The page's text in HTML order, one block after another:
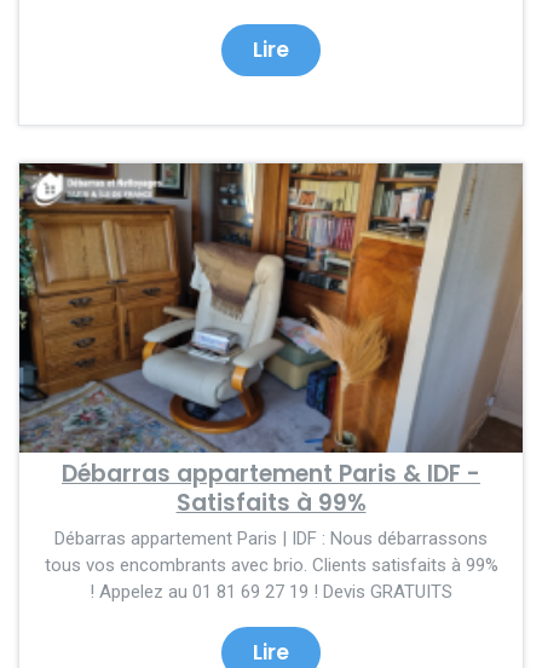
Lire
Débarras appartement Paris & IDF -
Satisfaits à 99%
Débarras appartement Paris | IDF : Nous débarrassons
tous vos encombrants avec brio. Clients satisfaits à 99%
! Appelez au 01 81 69 27 19 ! Devis GRATUITS
Lire